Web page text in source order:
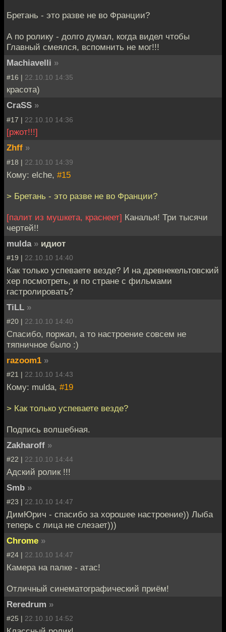
Бретань - это разве не во Франции?
А по ролику - долго думал, когда видел чтобы
Главный смеялся, вспомнить не мог!!!
Machiavelli »
#16 | 22.10.10 14:35
красота)
CraSS »
#17 | 22.10.10 14:36
[ржот!!!]
Zhff »
#18 | 22.10.10 14:39
Кому: elche, #15
> Бретань - это разве не во Франции?
[палит из мушкета, краснеет] Каналья! Три тысячи
чертей!!
mulda » идиот
#19 | 22.10.10 14:40
Как только успеваете везде? И на древнекельтовский
хер посмотреть, и по стране с фильмами
гастролировать?
TiLL »
#20 | 22.10.10 14:40
Спасибо, поржал, а то настроение совсем не
тяпничное было :)
razoom1 »
#21 | 22.10.10 14:43
Кому: mulda, #19
> Как только успеваете везде?
Подпись волшебная.
Zakharoff »
#22 | 22.10.10 14:44
Адский ролик !!!
Smb »
#23 | 22.10.10 14:47
ДимЮрич - спасибо за хорошее настроение)) Лыба
теперь с лица не слезает)))
Chrome »
#24 | 22.10.10 14:47
Камера на палке - атас!
Отличный синематографический приём!
Reredrum »
#25 | 22.10.10 14:52